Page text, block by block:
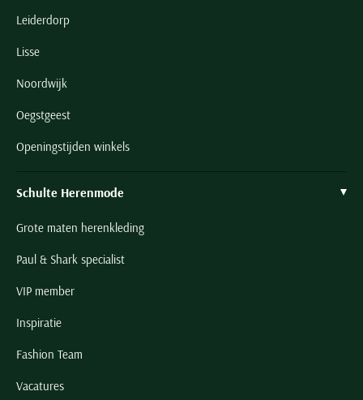
Leiderdorp
Lisse
Noordwijk
Oegstgeest
Openingstijden winkels
Schulte Herenmode
Grote maten herenkleding
Paul & Shark specialist
VIP member
Inspiratie
Fashion Team
Vacatures